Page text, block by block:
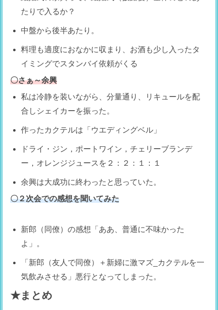
たりで入るか？
中盤から後半あたり。
料理も適度におなかに収まり、お酒も少し入ったタ
イミングでスタンバイ依頼がくる
〇さぁ～余興
私は冷静を装いながら、分量通り、リキュールを配
合しシェイカーを振った。
作ったカクテルは「ウエディングベル」
ドライ・ジン，ポートワイン，チェリーブランデ
ー，オレンジジュースを２：２：１：１
余興は大成功に終わったと思っていた。
〇２次会での感想を聞いてみた
新郎（同僚）の感想「ああ、普通に不味かった
よ」。
「新郎（友人で同僚）＋新婦に激マズ_カクテルを一
気飲みさせる」悪行となってしまった。
★まとめ